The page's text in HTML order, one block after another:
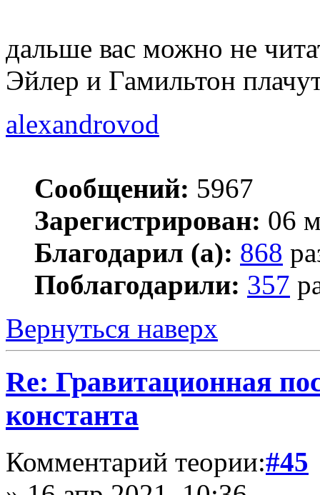
дальше вас можно не
Эйлер и Гамильтон
alexandrovod
Сообщений: 5967
Зарегистрирован: 06
Благодарил (а): 868
Поблагодарили: 357
Вернуться наверх
Re: Гравитационная
константа
Комментарий теории:#45